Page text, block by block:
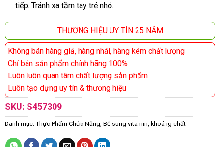
tiếp. Tránh xa tầm tay trẻ nhỏ.
THƯƠNG HIỆU UY TÍN 25 NĂM
Không bán hàng giả, hàng nhái, hàng kém chất lượng
Chỉ bán sản phẩm chính hãng 100%
Luôn luôn quan tâm chất lượng sản phẩm
Luôn tạo dựng uy tín & thương hiệu
SKU: S457309
Danh mục: Thực Phẩm Chức Năng, Bổ sung vitamin, khoáng chất